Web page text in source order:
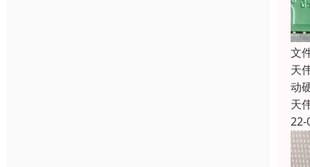
文
天
动
天
22-